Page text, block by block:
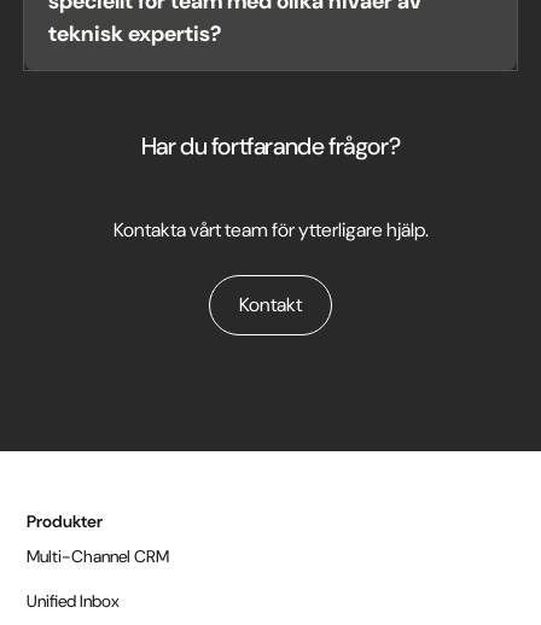
teknisk expertis?
onboarding-sessioner till ett resursbibliotek online, för att hjälpa
Har du fortfarande frågor?
Kontakta vårt team för ytterligare hjälp.
Kontakt
Produkter
Multi-Channel CRM
Unified Inbox